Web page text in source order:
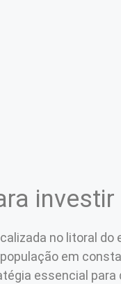
no litoral
em
essencial